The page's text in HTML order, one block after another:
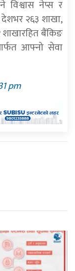
विश्वास नेप्स र
२६३ शाखा,
शाखारहित बैंकिङ
आफ्नो सेवा
pm